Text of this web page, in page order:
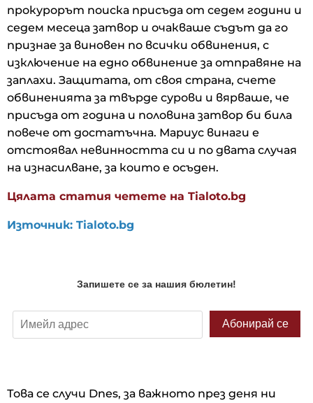
прокурорът поиска присъда от седем години и
седем месеца затвор и очакваше съдът да го
признае за виновен по всички обвинения, с
изключение на едно обвинение за отправяне на
заплахи. Защитата, от своя страна, счете
обвиненията за твърде сурови и вярваше, че
присъда от година и половина затвор би била
повече от достатъчна. Мариус винаги е
отстоявал невинността си и по двата случая
на изнасилване, за които е осъден.
Цялата статия четете на Tialoto.bg
Източник: Tialoto.bg
Това се случи Dnes, за важното през деня ни